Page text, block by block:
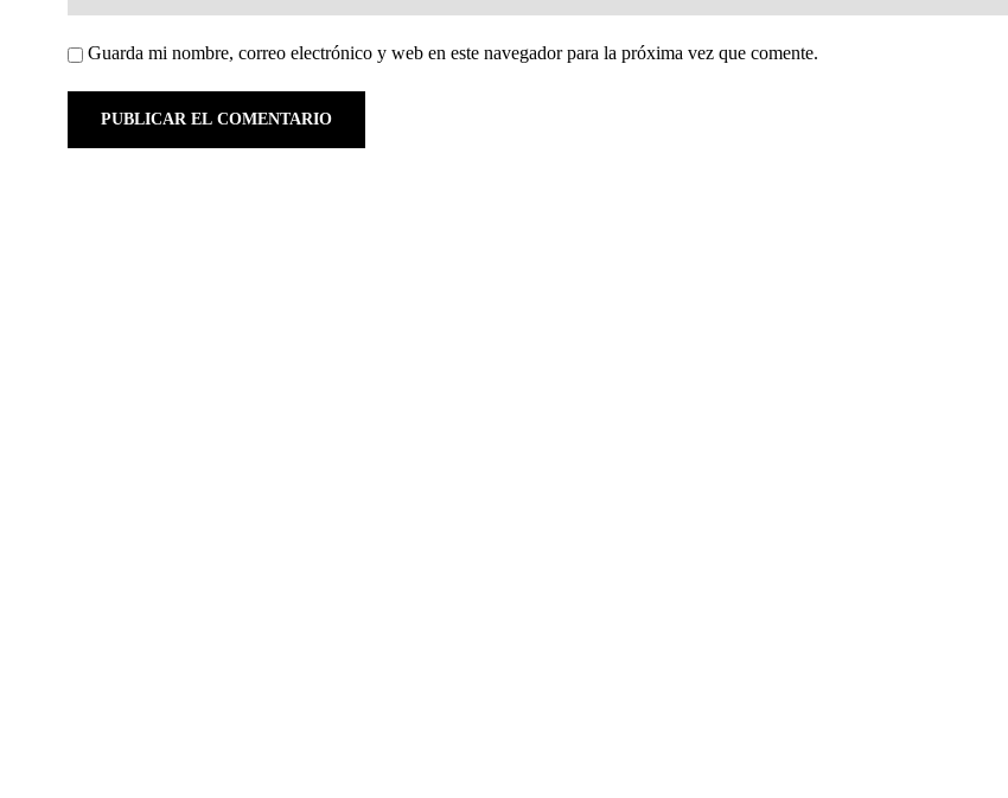
Guarda mi nombre, correo electrónico y web en este navegador para la próxima vez que comente.